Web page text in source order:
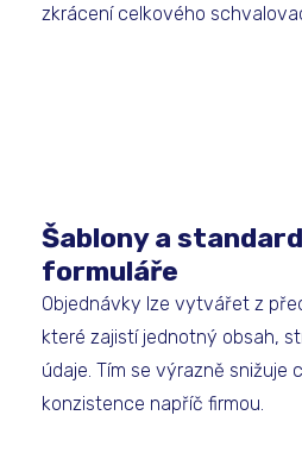
zkrácení celkového
Šablony a
formuláře
Objednávky lze vytvářet z
které zajistí jednotný obsah,
údaje. Tím se výrazně snižuje
konzistence napříč firmou.